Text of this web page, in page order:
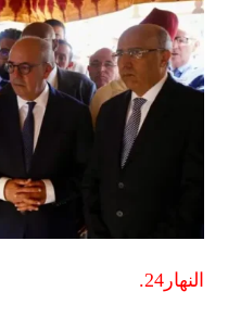
النهار24.